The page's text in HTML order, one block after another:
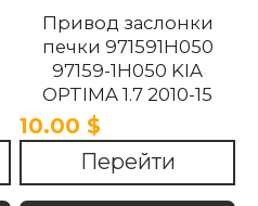
Привод заслонки
печки 971591H050
97159-1H050 KIA
OPTIMA 1.7 2010-15
10.00 $
Перейти